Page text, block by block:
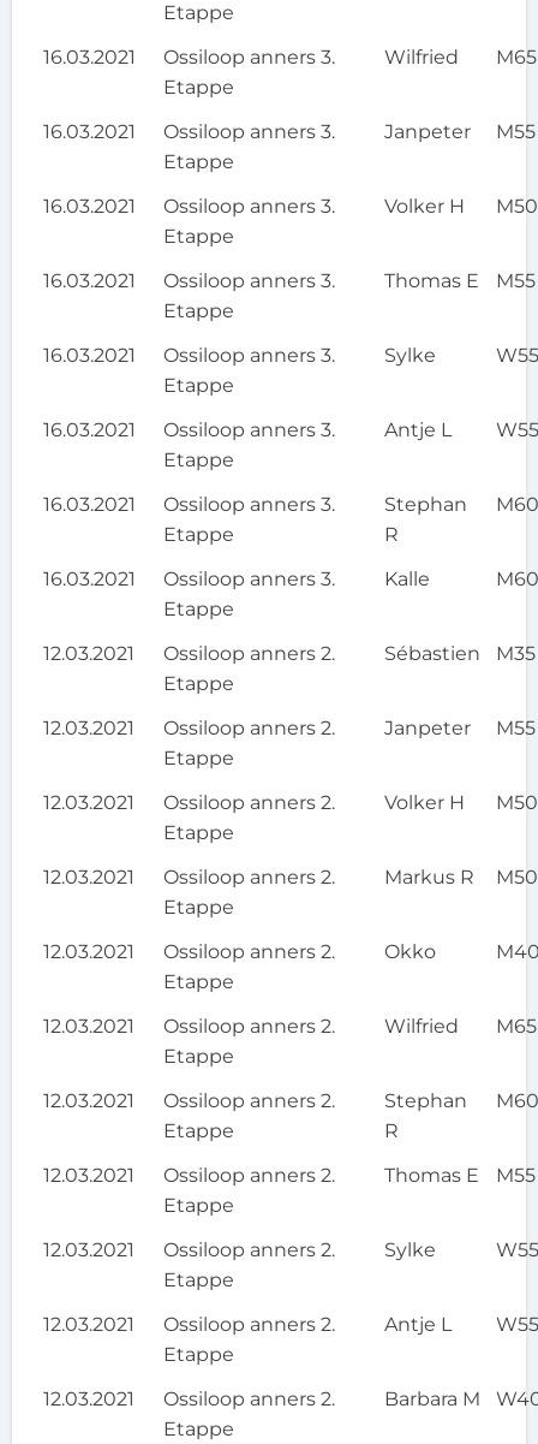
Etappe
16.03.2021
Ossiloop anners 3.
Etappe
Wilfried M65
16.03.2021
Ossiloop anners 3.
Etappe
Janpeter M55
16.03.2021
Ossiloop anners 3.
Etappe
Volker H M50
16.03.2021
Ossiloop anners 3.
Etappe
Thomas E M55
16.03.2021
Ossiloop anners 3.
Etappe
Sylke
16.03.2021
Ossiloop anners 3.
Etappe
Antje L
16.03.2021
Ossiloop anners 3.
Etappe
Stephan
R
16.03.2021
Ossiloop anners 3.
Etappe
Kalle
12.03.2021
Ossiloop anners 2.
Etappe
Sébastien M35
12.03.2021
Ossiloop anners 2.
Etappe
Janpeter M55
12.03.2021
Ossiloop anners 2.
Etappe
Volker H M50
12.03.2021
Ossiloop anners 2.
Etappe
Markus R M50
12.03.2021
Ossiloop anners 2.
Etappe
Okko
12.03.2021
Ossiloop anners 2.
Etappe
Wilfried M65
12.03.2021
Ossiloop anners 2.
Etappe
Stephan
R
12.03.2021
Ossiloop anners 2.
Etappe
Thomas E M55
12.03.2021
Ossiloop anners 2.
Etappe
Sylke
12.03.2021
Ossiloop anners 2.
Etappe
Antje L
12.03.2021
Ossiloop anners 2.
Etappe
Barbara M